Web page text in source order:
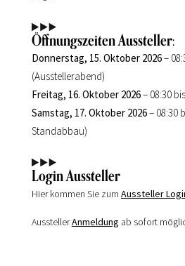
Öffnungszeiten Aussteller:
Donnerstag, 15. Oktober 2026–
(Ausstellerabend)
Freitag, 16. Oktober 2026– 08:30
Samstag, 17. Oktober 2026– 08:30
Standabbau)
Login Aussteller
Hier kommen Sie zum Aussteller
AusstellerAnmeldung ab sofort